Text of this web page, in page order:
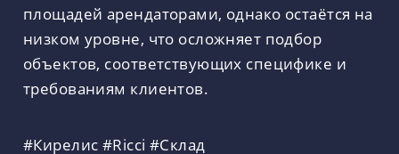
площадей арендаторами, однако остаётся на
низком уровне, что осложняет подбор
объектов, соответствующих специфике и
требованиям клиентов.
#Кирелис #Ricci #Склад